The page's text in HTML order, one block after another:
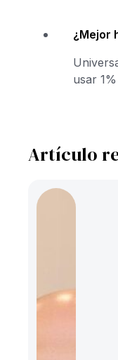
¿Mejor
usar
Artículo